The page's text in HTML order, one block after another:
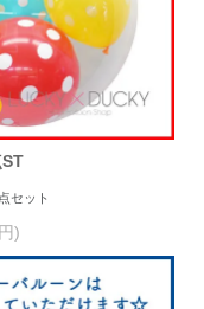
セット
)